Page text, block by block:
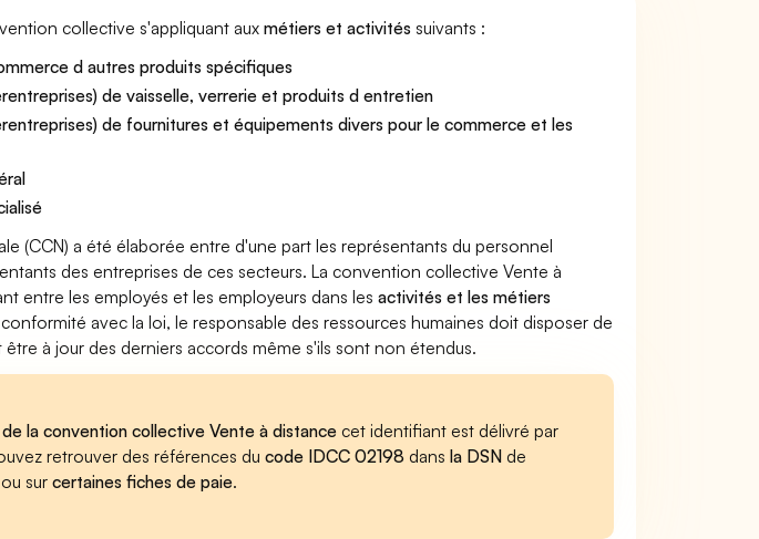
collective s'appliquant auxmétiers et activités suivants :
d autres produits spécifiques
de vaisselle, verrerie et produits d entretien
de fournitures et équipements divers pour le commerce et les
(CCN) a été élaborée entre d'une part les représentants du personnel
des entreprises de ces secteurs. La convention collective Vente à
entre les employés et les employeurs dans lesactivités et les métiers
avec la loi, le responsable des ressources humaines doit disposer de
à jour des derniers accords même s'ils sont non étendus.
la convention collective Vente à distance cet identifiant est délivré par
retrouver des références ducode IDCC 02198 dansla DSN de
surcertaines fiches de paie.